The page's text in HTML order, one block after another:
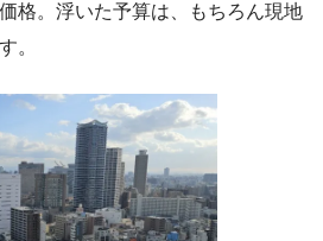
格。浮いた予算は、もちろん現地
。